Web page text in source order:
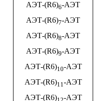
АЭТ-(R6)6-АЭТ
АЭТ-(R6)7-АЭТ
АЭТ-(R6)8-АЭТ
АЭТ-(R6)9-АЭТ
АЭТ-(R6)10-АЭТ
АЭТ-(R6)11-АЭТ
АЭТ-(R6) -АЭТ